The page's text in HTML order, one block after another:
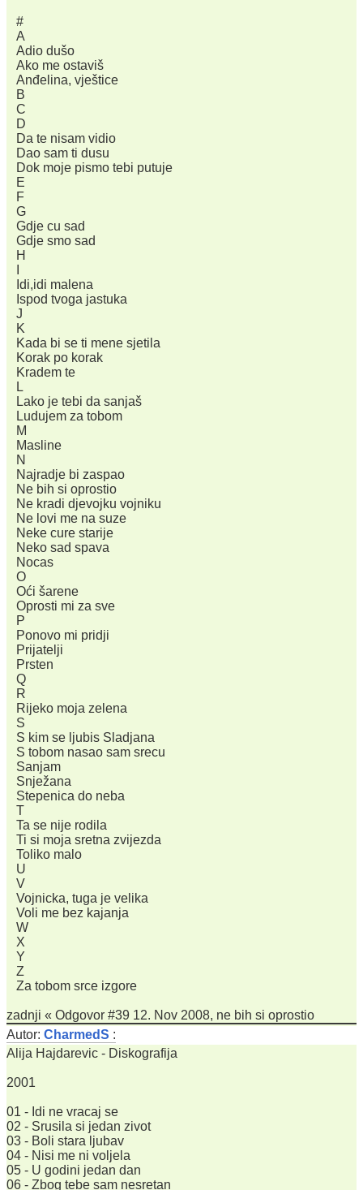
#
A
Adio dušo
Ako me ostaviš
Anđelina, vještice
B
C
D
Da te nisam vidio
Dao sam ti dusu
Dok moje pismo tebi putuje
E
F
G
Gdje cu sad
Gdje smo sad
H
Idi,idi malena
Ispod tvoga jastuka
J
K
Kada bi se ti mene sjetila
Korak po korak
Kradem te
L
Lako je tebi da sanjaš
Ludujem za tobom
M
Masline
N
Najradje bi zaspao
Ne bih si oprostio
Ne kradi djevojku vojniku
Ne lovi me na suze
Neke cure starije
Neko sad spava
Nocas
O
Oći šarene
Oprosti mi za sve
P
Ponovo mi pridji
Prijatelji
Prsten
Q
R
Rijeko moja zelena
S
S kim se ljubis Sladjana
S tobom nasao sam srecu
Sanjam
Snježana
Stepenica do neba
T
Ta se nije rodila
Ti si moja sretna zvijezda
Toliko malo
U
V
Vojnicka, tuga je velika
Voli me bez kajanja
W
X
Y
Z
Za tobom srce izgore
zadnji « Odgovor #39 12. Nov 2008, ne bih si oprostio
Autor: CharmedS :
Alija Hajdarevic - Diskografija
2001
01 - Idi ne vracaj se
02 - Srusila si jedan zivot
03 - Boli stara ljubav
04 - Nisi me ni voljela
05 - U godini jedan dan
06 - Zbog tebe sam nesretan